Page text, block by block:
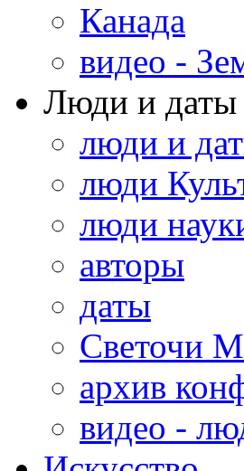
Канада
видео -
Люди и даты
люди и
люди
люди
авторы
даты
Светочи
архив
видео -